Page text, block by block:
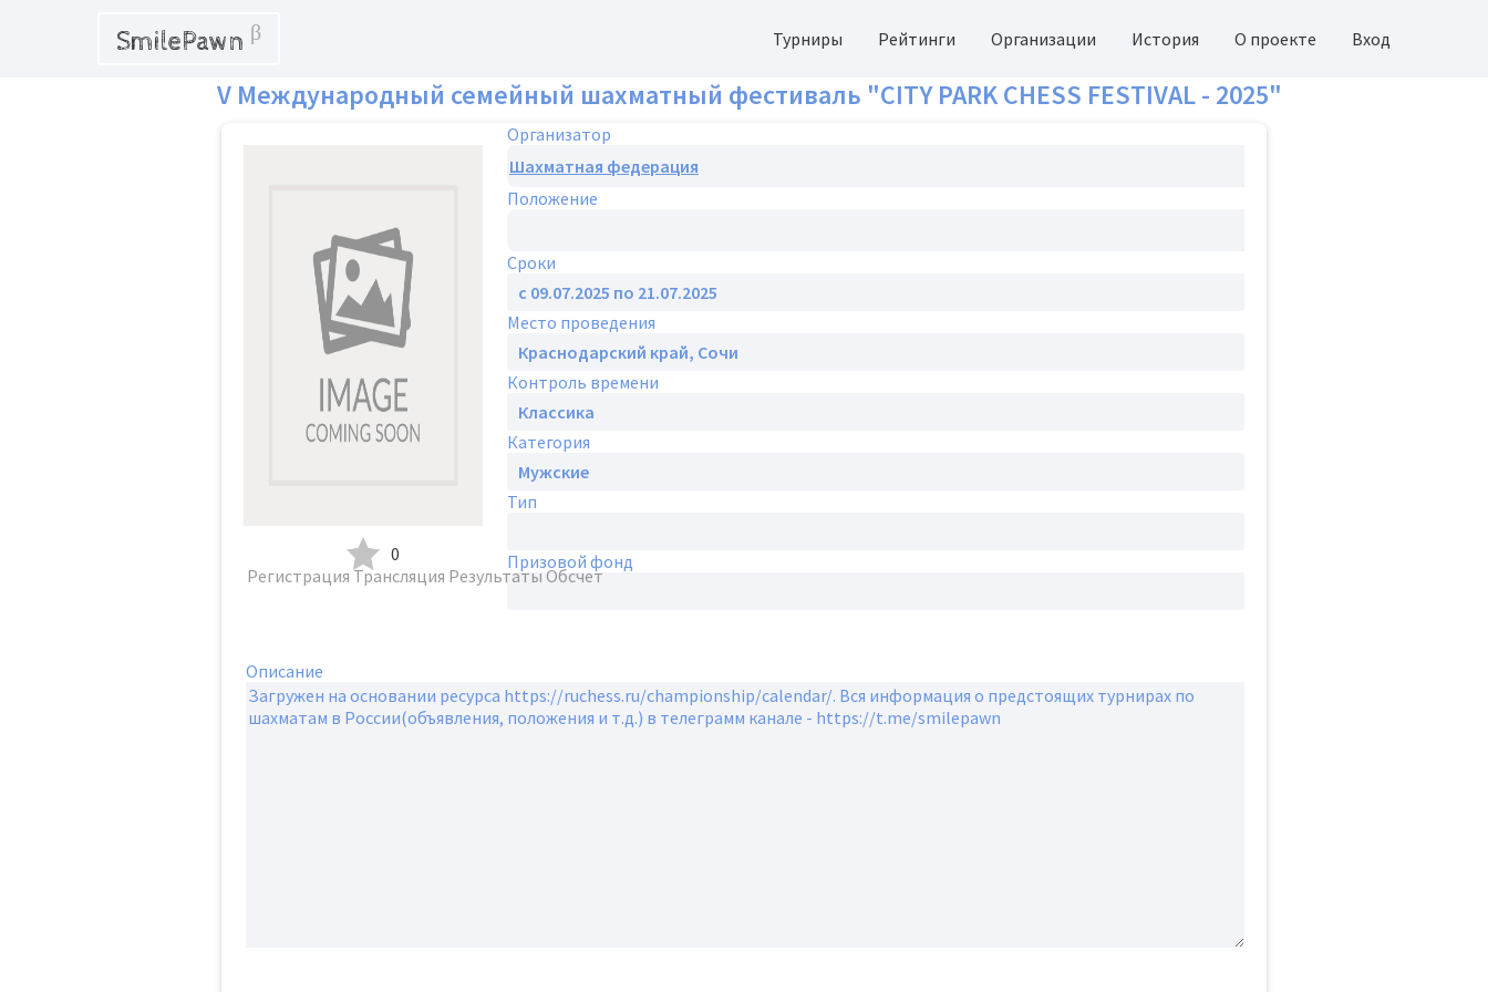
SmilePawn β Турниры Рейтинги Организации История О проекте Вход
V Международный семейный шахматный фестиваль "CITY PARK CHESS FESTIVAL - 2025"
0
Регистрация Трансляция РезультатыОбсчет
Организатор
Положение
Сроки
Место проведения
Контроль времени
Категория
Тип
Призовой фонд
Описание